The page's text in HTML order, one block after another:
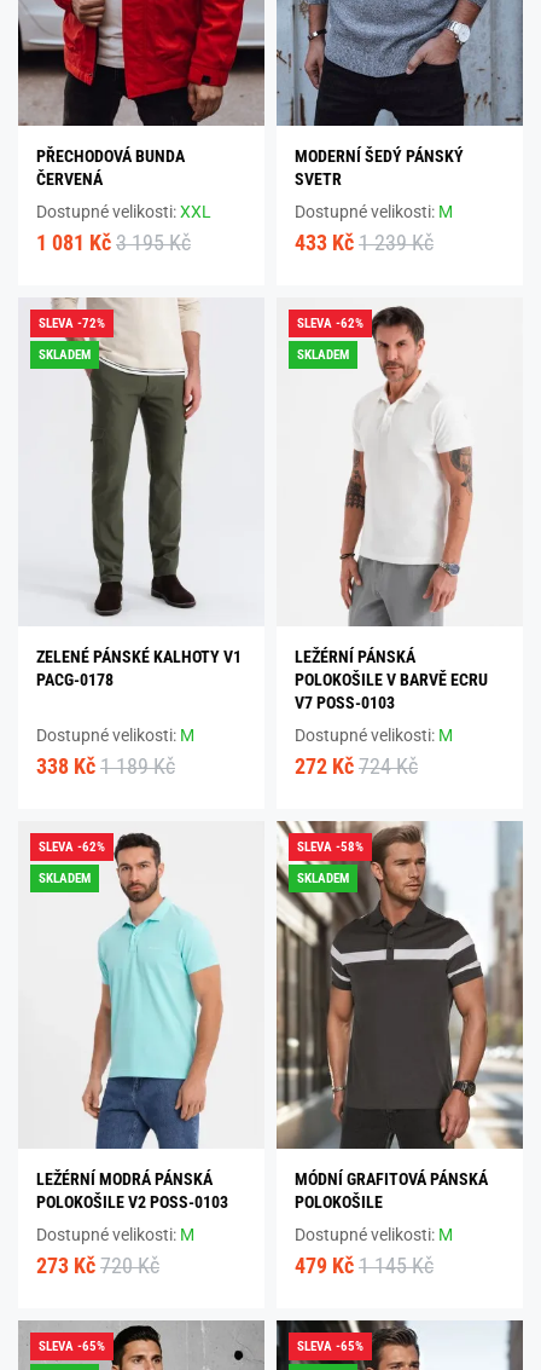
PŘECHODOVÁ BUNDA
ČERVENÁ
Dostupné velikosti:XXL
1 081 Kč 3 195 Kč
MODERNÍ ŠEDÝ PÁNSKÝ
SVETR
Dostupné velikosti: M
433 Kč 1 239 Kč
SLEVA -72%
SKLADEM
ZELENÉ PÁNSKÉ KALHOTY V1
PACG-0178
Dostupné velikosti: M
338 Kč 1 189 Kč
SLEVA -62%
SKLADEM
LEŽÉRNÍ PÁNSKÁ
POLOKOŠILE V BARVĚ ECRU
V7 POSS-0103
Dostupné velikosti: M
272 Kč 724 Kč
SLEVA -62%
SKLADEM
LEŽÉRNÍ MODRÁ PÁNSKÁ
POLOKOŠILE V2 POSS-0103
Dostupné velikosti: M
273 Kč 720 Kč
SLEVA -58%
SKLADEM
MÓDNÍ GRAFITOVÁ PÁNSKÁ
POLOKOŠILE
Dostupné velikosti: M
479 Kč 1 145 Kč
SLEVA -65%
SLEVA -65%